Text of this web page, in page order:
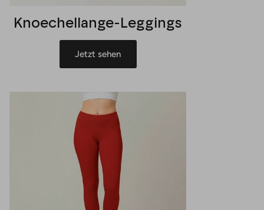
Knoechellange-Leggings
Jetzt sehen